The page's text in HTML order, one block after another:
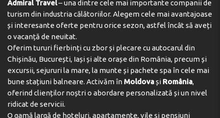
Check-in 14:00 - 20:00
Check-out 08:00 - 10:00
Adresa:Via Albere 56, 38050 Tenna, Italy
Telefon:390464552914
Admiral Travel– una dintre cele mai importante companii de
turism din industria călătoriilor. Alegem cele mai avantajoase
și interesante oferte pentru orice sezon, astfel încât să aveți
o vacanță de neuitat.
Oferim tururi fierbinți cu zbor și plecare cu autocarul din
Chișinău, București, Iași și alte orașe din România, precum și
excursii, sejururi la mare, la munte și pachete spa în cele mai
bune stațiuni balneare. Activăm în Moldovași România,
oferind clienților noștri o abordare personalizată și un nivel
ridicat de servicii.
O gamă largă de hoteluri, apartamente, vile și pensiuni